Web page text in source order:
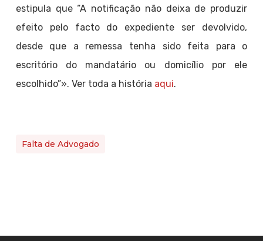
estipula que “A notificação não deixa de produzir
efeito pelo facto do expediente ser devolvido,
desde que a remessa tenha sido feita para o
escritório do mandatário ou domicílio por ele
escolhido”». Ver toda a história aqui.
Falta de Advogado